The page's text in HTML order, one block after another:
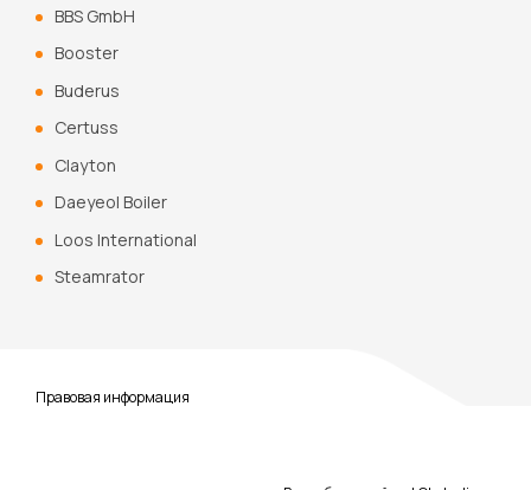
BBS GmbH
Booster
Buderus
Certuss
Clayton
Daeyeol Boiler
Loos International
Steamrator
Правовая информация